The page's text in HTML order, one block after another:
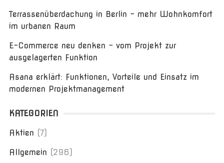
Terrassenüberdachung in Berlin – mehr Wohnkomfort
im urbanen Raum
E-Commerce neu denken – vom Projekt zur
ausgelagerten Funktion
Asana erklärt: Funktionen, Vorteile und Einsatz im
modernen Projektmanagement
KATEGORIEN
Aktien (7)
Allgemein (296)